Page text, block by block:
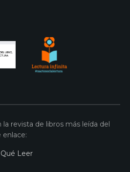
revista de libros más leída del
enlace:
Leer